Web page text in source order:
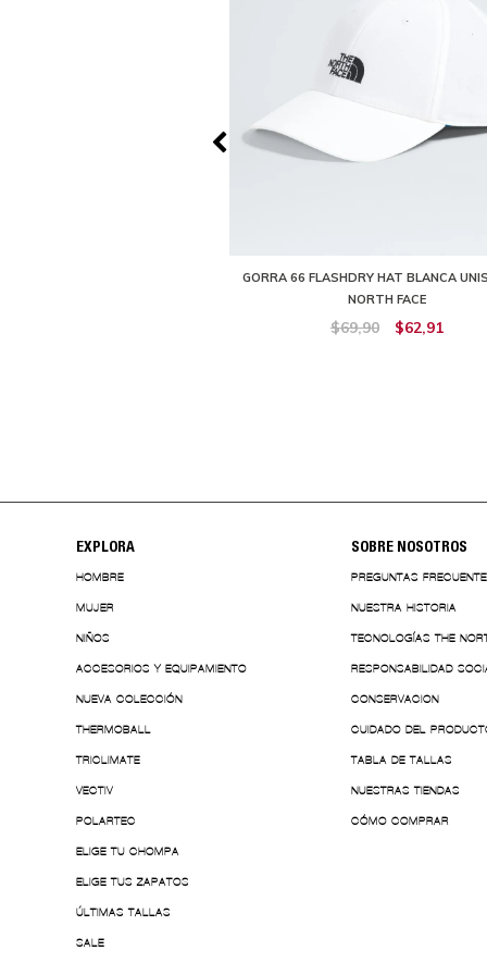
GORRA 66 FLASHDRY HAT BLANCA
NORTH FACE
$69,90 $62,91
EXPLORA
HOMBRE
MUJER
NIÑOS
ACCESORIOS Y EQUIPAMIENTO
NUEVA COLECCIÓN
THERMOBALL
TRICLIMATE
VECTIV
POLARTEC
ELIGE TU CHOMPA
ELIGE TUS ZAPATOS
ÚLTIMAS TALLAS
SALE
SOBRE NOSOTROS
PREGUNTAS
NUESTRA HISTORIA
TECNOLOGÍAS THE
RESPONSABILIDAD
CONSERVACION
CUIDADO DEL
TABLA DE TALLAS
NUESTRAS TIENDAS
CÓMO COMPRAR